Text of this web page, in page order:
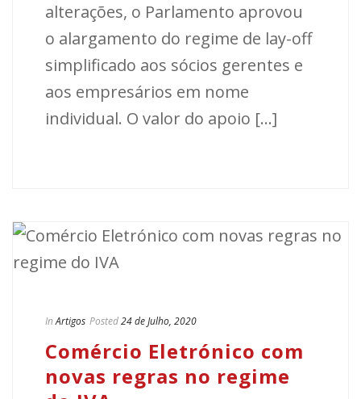
alterações, o Parlamento aprovou
o alargamento do regime de lay-off
simplificado aos sócios gerentes e
aos empresários em nome
individual. O valor do apoio [...]
In Artigos Posted24 de Julho, 2020
Comércio Eletrónico com
novas regras no regime